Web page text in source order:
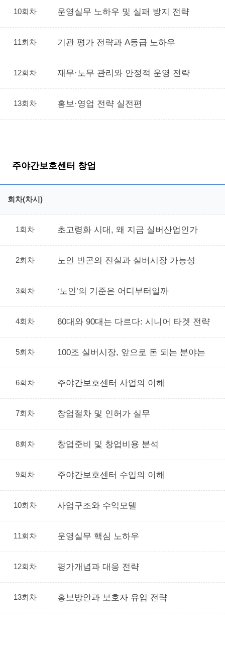
10회차 운영실무 노하우 및 실패 방지 전략
11회차 기관 평가 전략과 A등급 노하우
12회차 재무·노무 관리와 안정적 운영 전략
13회차 홍보·영업 전략 실전편
주야간보호센터 창업
회차(차시)
1회차 초고령화 시대, 왜 지금 실버산업인가
2회차 노인 빈곤의 진실과 실버시장 가능성
3회차 ‘노인’의 기준은 어디부터일까
4회차 60대와 90대는 다르다: 시니어 타겟 전략
5회차 100조 실버시장, 앞으로 돈 되는 분야는
6회차 주야간보호센터 사업의 이해
7회차 창업절차 및 인허가 실무
8회차 창업준비 및 창업비용 분석
9회차 주야간보호센터 수입의 이해
10회차 사업구조와 수익모델
11회차 운영실무 핵심 노하우
12회차 평가개념과 대응 전략
13회차 홍보방안과 보호자 유입 전략